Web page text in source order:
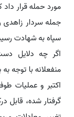
جمله سردار زاهدی
سپاه به شهادت
اگر چه دلایل
اکتبر و عملیات
گرفتار شده، قابل